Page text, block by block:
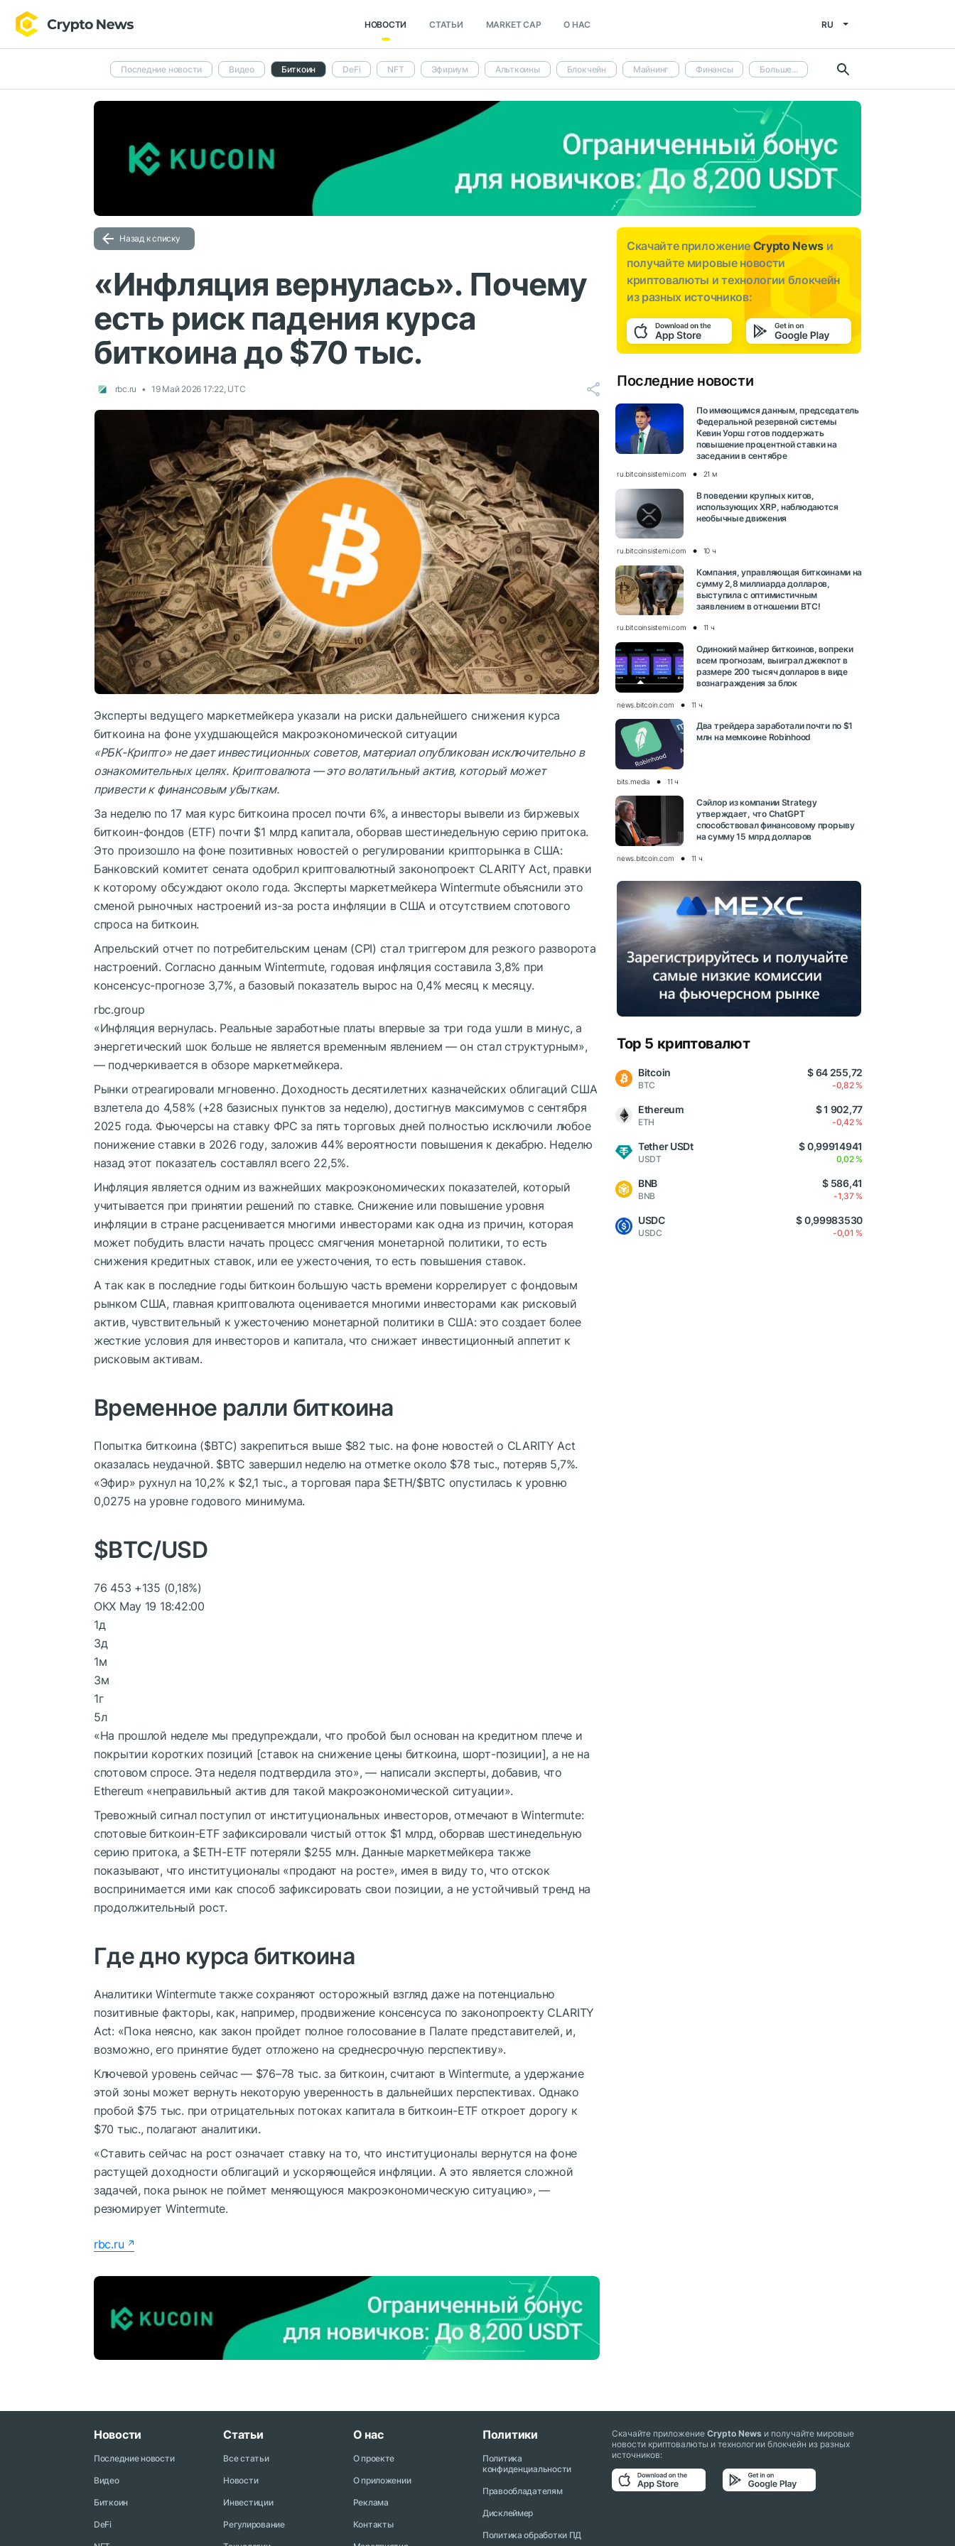
НОВОСТИ СТАТЬИ MARKET CAP О НАС RU
Последние новости Видео Биткоин DeFi NFT Эфириум Альткоины Блокчейн Майнинг Финансы Больше...
Назад к списку
«Инфляция вернулась». Почему
есть риск падения курса
биткоина до $70 тыс.
rbc.ru 19 Май 2026 17:22, UTC
Эксперты ведущего маркетмейкера указали на риски дальнейшего снижения курса
биткоина на фоне ухудшающейся макроэкономической ситуации
«РБК-Крипто» не дает инвестиционных советов, материал опубликован исключительно в
ознакомительных целях. Криптовалюта — это волатильный актив, который может
привести к финансовым убыткам.
За неделю по 17 мая курс биткоина просел почти 6%, а инвесторы вывели из биржевых
биткоин-фондов (ETF) почти $1 млрд капитала, оборвав шестинедельную серию притока.
Это произошло на фоне позитивных новостей о регулировании крипторынка в США:
Банковский комитет сената одобрил криптовалютный законопроект CLARITY Act, правки
к которому обсуждают около года. Эксперты маркетмейкера Wintermute объяснили это
сменой рыночных настроений из-за роста инфляции в США и отсутствием спотового
спроса на биткоин.
Апрельский отчет по потребительским ценам (CPI) стал триггером для резкого разворота
настроений. Согласно данным Wintermute, годовая инфляция составила 3,8% при
консенсус-прогнозе 3,7%, а базовый показатель вырос на 0,4% месяц к месяцу.
rbc.group
«Инфляция вернулась. Реальные заработные платы впервые за три года ушли в минус, а
энергетический шок больше не является временным явлением — он стал структурным»,
— подчеркивается в обзоре маркетмейкера.
Рынки отреагировали мгновенно. Доходность десятилетних казначейских облигаций США
взлетела до 4,58% (+28 базисных пунктов за неделю), достигнув максимумов с сентября
2025 года. Фьючерсы на ставку ФРС за пять торговых дней полностью исключили любое
понижение ставки в 2026 году, заложив 44% вероятности повышения к декабрю. Неделю
назад этот показатель составлял всего 22,5%.
Инфляция является одним из важнейших макроэкономических показателей, который
учитывается при принятии решений по ставке. Снижение или повышение уровня
инфляции в стране расценивается многими инвесторами как одна из причин, которая
может побудить власти начать процесс смягчения монетарной политики, то есть
снижения кредитных ставок, или ее ужесточения, то есть повышения ставок.
А так как в последние годы биткоин большую часть времени коррелирует с фондовым
рынком США, главная криптовалюта оценивается многими инвесторами как рисковый
актив, чувствительный к ужесточению монетарной политики в США: это создает более
жесткие условия для инвесторов и капитала, что снижает инвестиционный аппетит к
рисковым активам.
Временное ралли биткоина
Попытка биткоина ($BTC) закрепиться выше $82 тыс. на фоне новостей о CLARITY Act
оказалась неудачной. $BTC завершил неделю на отметке около $78 тыс., потеряв 5,7%.
«Эфир» рухнул на 10,2% к $2,1 тыс., а торговая пара $ETH/$BTC опустилась к уровню
0,0275 на уровне годового минимума.
$BTC/USD
76 453 +135 (0,18%)
ОКХ May 19 18:42:00
1д
3д
1м
3м
1г
5л
«На прошлой неделе мы предупреждали, что пробой был основан на кредитном плече и
покрытии коротких позиций [ставок на снижение цены биткоина, шорт-позиции], а не на
спотовом спросе. Эта неделя подтвердила это», — написали эксперты, добавив, что
Ethereum «неправильный актив для такой макроэкономической ситуации».
Тревожный сигнал поступил от институциональных инвесторов, отмечают в Wintermute:
спотовые биткоин-ETF зафиксировали чистый отток $1 млрд, оборвав шестинедельную
серию притока, а $ETH-ETF потеряли $255 млн. Данные маркетмейкера также
показывают, что институционалы «продают на росте», имея в виду то, что отскок
воспринимается ими как способ зафиксировать свои позиции, а не устойчивый тренд на
продолжительный рост.
Где дно курса биткоина
Аналитики Wintermute также сохраняют осторожный взгляд даже на потенциально
позитивные факторы, как, например, продвижение консенсуса по законопроекту CLARITY
Act: «Пока неясно, как закон пройдет полное голосование в Палате представителей, и,
возможно, его принятие будет отложено на среднесрочную перспективу».
Ключевой уровень сейчас — $76–78 тыс. за биткоин, считают в Wintermute, а удержание
этой зоны может вернуть некоторую уверенность в дальнейших перспективах. Однако
пробой $75 тыс. при отрицательных потоках капитала в биткоин-ETF откроет дорогу к
$70 тыс., полагают аналитики.
«Ставить сейчас на рост означает ставку на то, что институционалы вернутся на фоне
растущей доходности облигаций и ускоряющейся инфляции. А это является сложной
задачей, пока рынок не поймет меняющуюся макроэкономическую ситуацию», —
резюмирует Wintermute.
rbc.ru
Скачайте приложениеCrypto News и
получайте мировые новости
криптовалюты и технологии блокчейн
из разных источников:
Последние новости
По имеющимся данным, председатель
Федеральной резервной системы
Кевин Уорш готов поддержать
повышение процентной ставки на
заседании в сентябре
ru.bitcoinsistemi.com 21 м
В поведении крупных китов,
использующих XRP, наблюдаются
необычные движения
ru.bitcoinsistemi.com 10 ч
Компания, управляющая биткоинами на
сумму 2,8 миллиарда долларов,
выступила с оптимистичным
заявлением в отношении BTC!
ru.bitcoinsistemi.com 11 ч
Одинокий майнер биткоинов, вопреки
всем прогнозам, выиграл джекпот в
размере 200 тысяч долларов в виде
вознаграждения за блок
news.bitcoin.com 11 ч
Два трейдера заработали почти по $1
млн на мемкоине Robinhood
bits.media 11 ч
Сэйлор из компании Strategy
утверждает, что ChatGPT
способствовал финансовому прорыву
на сумму 15 млрд долларов
news.bitcoin.com 11 ч
Top 5 криптовалют
Bitcoin
BTC
$ 64 255,72
-0,82 %
Ethereum
ETH
$ 1 902,77
-0,42 %
Tether USDt
USDT
$ 0,99914941
0,02 %
BNB
BNB
$ 586,41
-1,37 %
USDC
USDC
$ 0,99983530
-0,01 %
Новости
Последние новости
Видео
Биткоин
DeFi
Статьи
Все статьи
Новости
Инвестиции
Регулирование
О нас
О проекте
О приложении
Реклама
Контакты
Политики
Политика
конфиденциальности
Правообладателям
Дисклеймер
Политика обработки ПД
Скачайте приложениеCrypto News и получайте мировые
новости криптовалюты и технологии блокчейн из разных
источников: